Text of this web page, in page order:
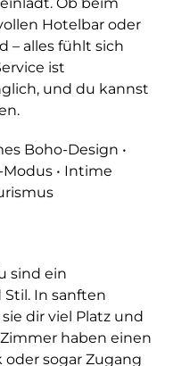
Hotelbar oder
– alles fühlt sich
ist
und du kannst
Boho-Design •
• Intime
sind ein
In sanften
dir viel Platz und
haben einen
sogar Zugang